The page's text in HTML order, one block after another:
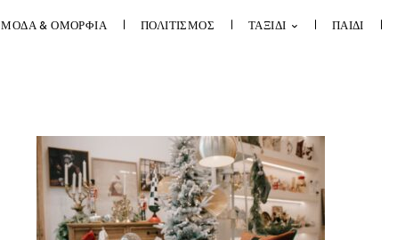
ΜΟΔΑ & ΟΜΟΡΦΙΑ ΠΟΛΙΤΙΣΜΟΣ ΤΑΞΙΔΙ ΠΑΙΔΙ